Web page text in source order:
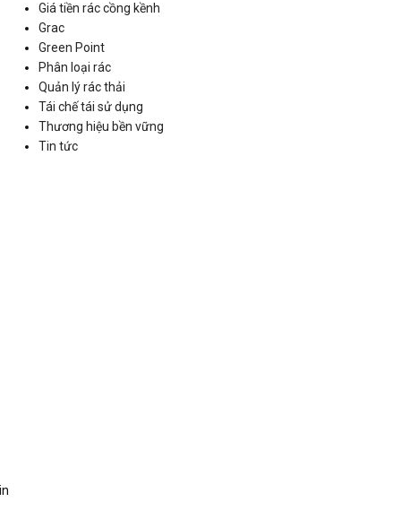
Giá tiền rác cồng kềnh
Grac
Green Point
Phân loại rác
Quản lý rác thải
Tái chế tái sử dụng
Thương hiệu bền vững
Tin tức